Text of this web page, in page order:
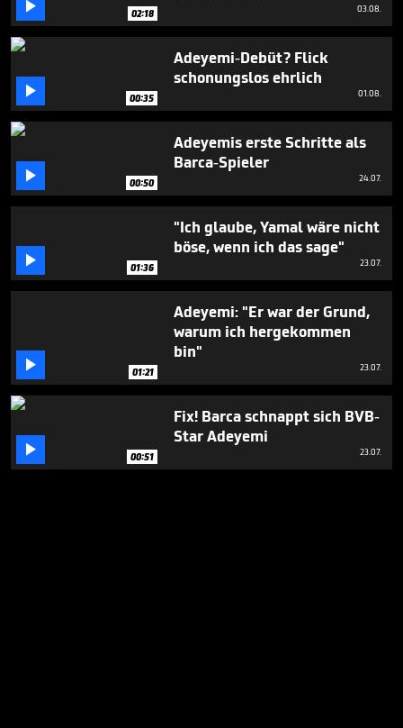
 02:18 03.08.
 00:35
Adeyemi-Debüt? Flick
schonungslos ehrlich
01.08.
 00:50
Adeyemis erste Schritte als
Barca-Spieler
24.07.
 01:36
"Ich glaube, Yamal wäre nicht
böse, wenn ich das sage"
23.07.
 01:21
Adeyemi: "Er war der Grund,
warum ich hergekommen
bin"
23.07.
 00:51
Fix! Barca schnappt sich BVB-
Star Adeyemi
23.07.